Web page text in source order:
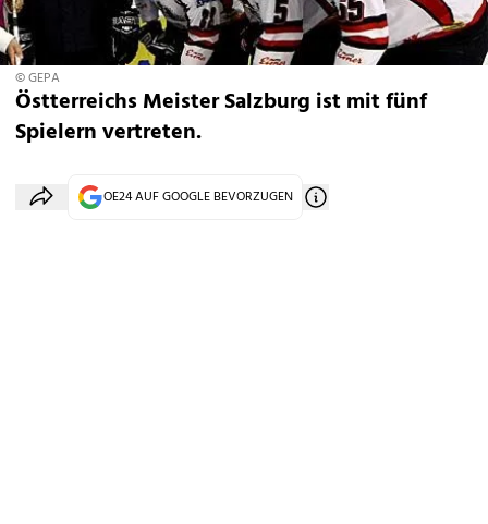
© GEPA
Östterreichs Meister Salzburg ist mit fünf
Spielern vertreten.
OE24 AUF GOOGLE BEVORZUGEN